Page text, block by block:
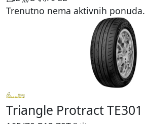
Trenutno nema aktivnih ponuda.
Triangle Protract TE301